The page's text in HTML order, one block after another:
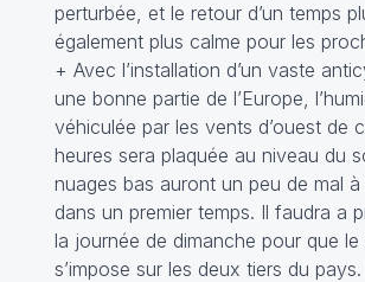
perturbée, et le retour d’un temps
également plus calme pour les
+ Avec l’installation d’un vaste
une bonne partie de l’Europe,
véhiculée par les vents d’ouest de
heures sera plaquée au niveau du
nuages bas auront un peu de mal à
dans un premier temps. Il faudra a
la journée de dimanche pour que le
s’impose sur les deux tiers du